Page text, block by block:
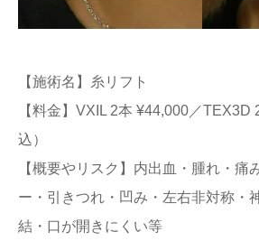
【施術名】糸リフト
【料金】VXIL 2本 ¥44,000／TEX3D
込）
【概要やリスク】内出血・腫れ・痛
ー・引きつれ・凹み・左右非対称・
結・口が開きにくい等